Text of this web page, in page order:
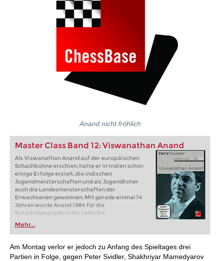
Anand nicht fröhlich
Master Class Band 12: Viswanathan Anand
Als Viswanathan Anand auf der europäischen
Schachbühne erschien, hatte er in Indien schon
einige Erfolge erzielt, die indischen
Jugendmeisterschaften und als Jugendlicher
auch die Landesmeisterschaften der
Erwachsenen gewonnen. Mit gerade einmal 14
Jahren wurde Anand 1984 für die
Schacholympiade in die indische
Nationalmannschaft berufen. 1987 wurde er
Juniorenweltmeister, 1988 verlieh die die FIDE
dem 19-jährigen den Titel eines Großmeisters.
Mehr...
Am Montag verlor er jedoch zu Anfang des Spieltages drei
Partien in Folge, gegen Peter Svidler, Shakhriyar Mamedyarov